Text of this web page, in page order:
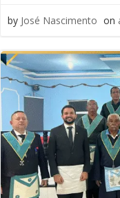
by José Nascimento on